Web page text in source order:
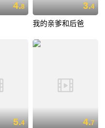
4.8 3.4
我的亲爹和后爸
5.4 4.7